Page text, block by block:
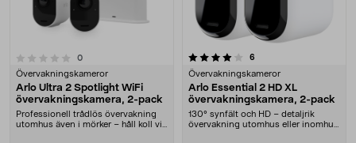
0recensioner
Övervakningskameror
Arlo Ultra 2 Spotlight WiFi
övervakningskamera, 2-pack
Professionell trådlös övervakning
utomhus även i mörker – håll koll via
4.0 av 5 stjärnor 6
Övervakningskameror
Arlo Essential 2 HD XL
övervakningskamera, 2-pack
130° synfält och HD – detaljrik
övervakning utomhus eller inomhus.